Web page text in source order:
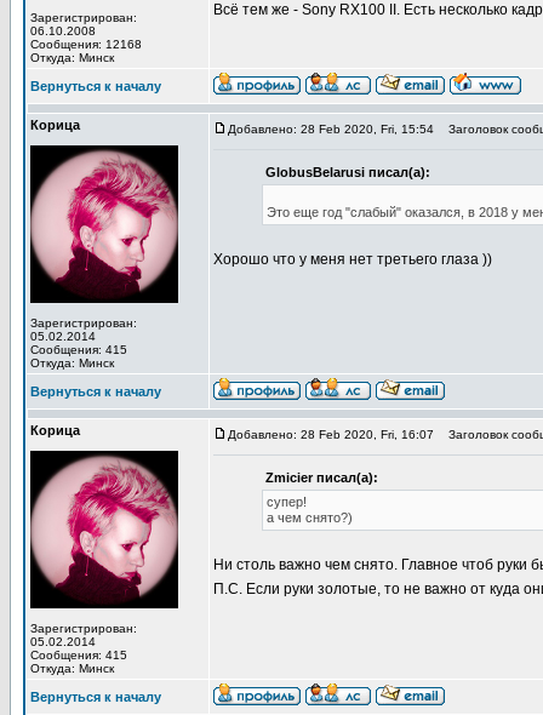
Зарегистрирован:
06.10.2008
Сообщения: 12168
Откуда: Минск
Всё тем же - Sony RX100 II. Есть несколько
Вернуться к началу
Корица
Зарегистрирован:
05.02.2014
Сообщения: 415
Откуда: Минск
Добавлено: 28 Feb 2020, Fri, 15:54 Заголовок
GlobusBelarusi писал(а):
Это еще год "слабый" оказался, в 2018 у
Хорошо что у меня нет третьего глаза ))
Вернуться к началу
Корица
Зарегистрирован:
05.02.2014
Сообщения: 415
Откуда: Минск
Добавлено: 28 Feb 2020, Fri, 16:07 Заголовок
Zmicier писал(а):
супер!
а чем снято?)
Ни столь важно чем снято. Главное чтоб руки
П.С. Если руки золотые, то не важно от куда
Вернуться к началу